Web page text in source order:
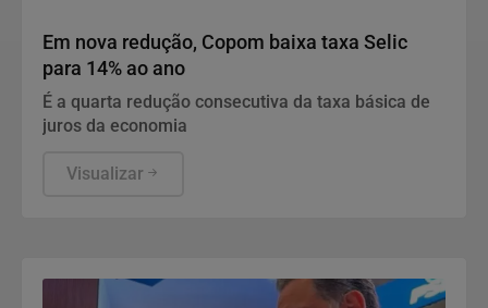
Em nova redução, Copom baixa taxa Selic
para 14% ao ano
É a quarta redução consecutiva da taxa básica de
juros da economia
Visualizar